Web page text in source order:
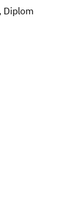
Diplom